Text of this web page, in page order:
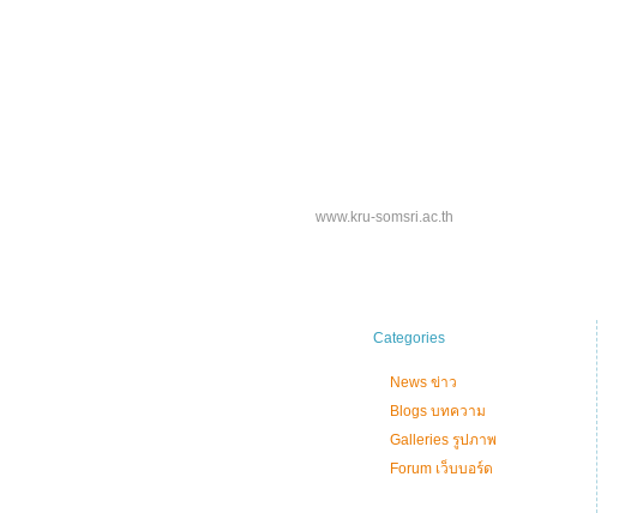
www.kru-somsri.ac.th
Categories
News ข่าว
Blogs บทความ
Galleries รูปภาพ
Forum เว็บบอร์ด